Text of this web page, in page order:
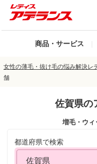
商品・サービス
女性の薄毛・抜け毛の悩み解決レ
舗
佐賀県の
増毛・ウィ
都道府県で検索